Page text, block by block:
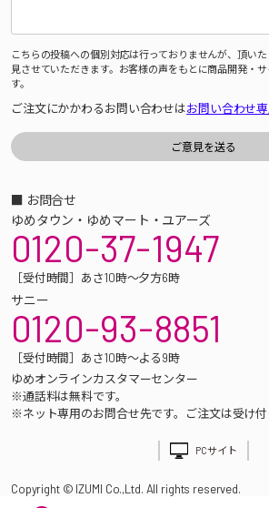
こちらの投稿への個別対応は行っておりませんが、頂い
見させていただきます。お客様の声をもとに商品開発・
す。
ご注文にかかわるお問い合わせはお問い合わせ
■ お問合せ
ゆめタウン・ゆめマート・ユアーズ
0120-37-1947
［受付時間］あさ10時～夕方6時
サニー
0120-93-8851
［受付時間］あさ10時～よる9時
ゆめオンラインカスタマーセンター
※通話料は無料です。
※ネット専用のお問合せ先です。ご注文は受け付
PCサイト
Copyright © IZUMI Co.,Ltd. All rights reserved.